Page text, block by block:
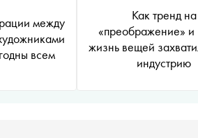
между
всем
Как тренд на
«преображение»
жизнь вещей
индустрию